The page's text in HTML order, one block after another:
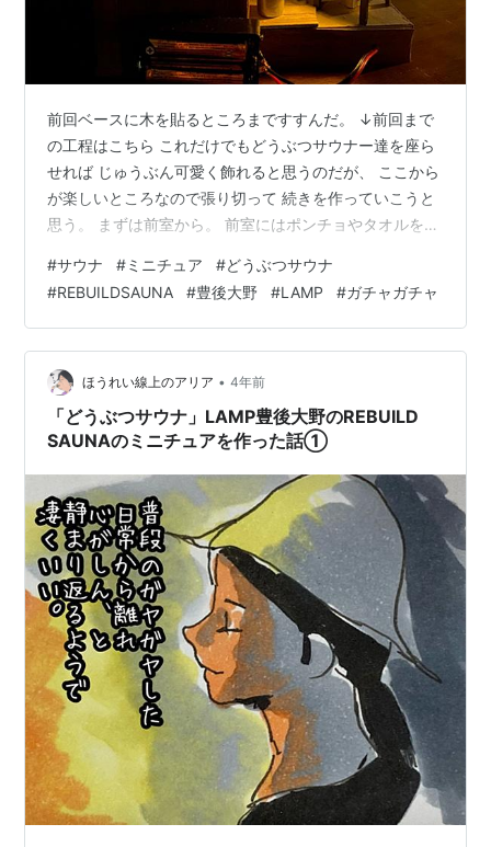
前回ベースに木を貼るところまですすんだ。 ↓前回まで
の工程はこちら これだけでもどうぶつサウナー達を座ら
せれば じゅうぶん可愛く飾れると思うのだが、 ここから
が楽しいところなので張り切って 続きを作っていこうと
思う。 まずは前室から。 前室にはポンチョやタオルをか
た棚がついている。 これを作る！ 厚紙と木のリメイクシ
ートを使ってそれっぽい形に貼り付けただけの 触っただ
けで壊れそうな棚を作り、 ワイヤーを曲げたフックを貼
り付けて壁にとりつける。 踏ん張れ、両面テープ！ 入り
口の壁をつけると 所要時間10分少々、とお手軽ながら リ
アリティが増して…
#サウナ #ミニチュア #どうぶつサウナ
#REBUILDSAUNA #豊後大野 #LAMP #ガチャガチャ
ほうれい線上のアリア • 4年前
「どうぶつサウナ」LAMP豊後大野のREBUILD
SAUNAのミニチュアを作った話①